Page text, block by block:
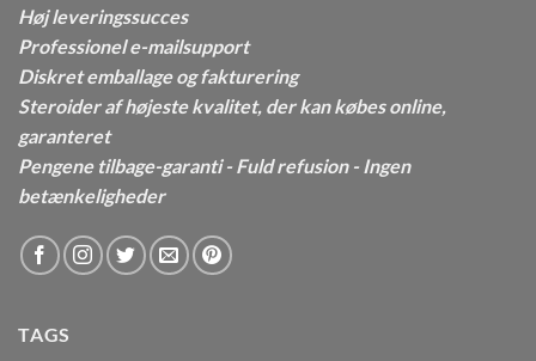
Høj leveringssucces
Professionel e-mailsupport
Diskret emballage og fakturering
Steroider af højeste kvalitet, der kan købes online,
garanteret
Pengene tilbage-garanti - Fuld refusion - Ingen
betænkeligheder
TAGS